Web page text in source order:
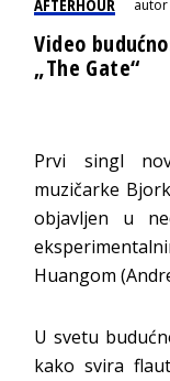
AFTERHOUR
Video
„The Gate“
Prvi singl
muzičarke
objavljen u
Huangom
U svetu
kako svira